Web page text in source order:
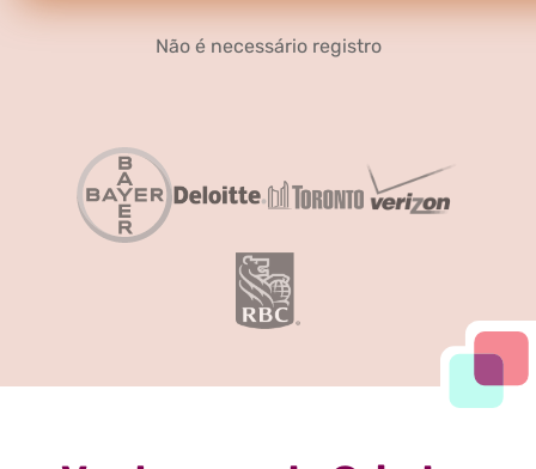
Não é necessário registro